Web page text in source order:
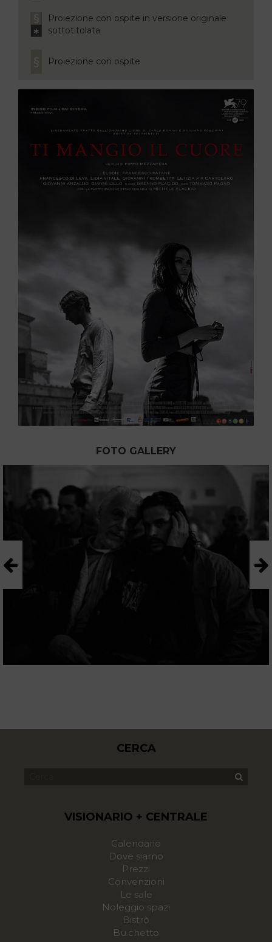
Proiezione con ospite in versione originale
sottotitolata
Proiezione con ospite
FOTO GALLERY
CERCA
VISIONARIO + CENTRALE
Calendario
Dove siamo
Prezzi
Convenzioni
Le sale
Noleggio spazi
Bistrò
Bu.chetto